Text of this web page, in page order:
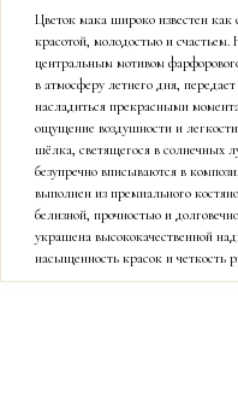
Цветок мака широко известен как
красотой, молодостью и
центральным мотивом
в атмосферу летнего дня,
насладиться прекрасными
ощущение воздушности и
шёлка, светящегося в солнечных
безупречно вписываются в
выполнен из премиального
белизной, прочностью и
украшена высококачественной
насыщенность красок и четкость